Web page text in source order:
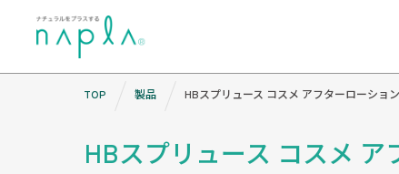
HBスプリュース コスメ ア
TOP 製品 HBスプリュース コスメ アフターローション